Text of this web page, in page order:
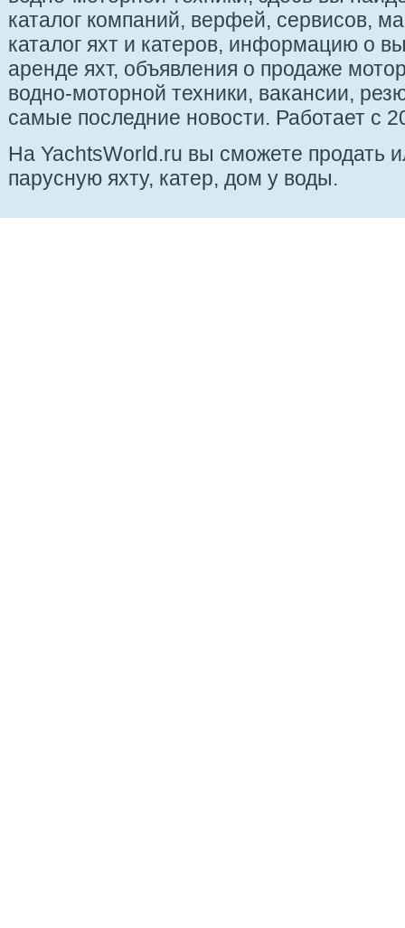
каталог компаний, верфей, сервисов,
каталог яхт и катеров, информацию о
аренде яхт, объявления о продаже
водно-моторной техники, вакансии,
самые последние новости. Работает с
На YachtsWorld.ru вы сможете продать
парусную яхту, катер, дом у воды.